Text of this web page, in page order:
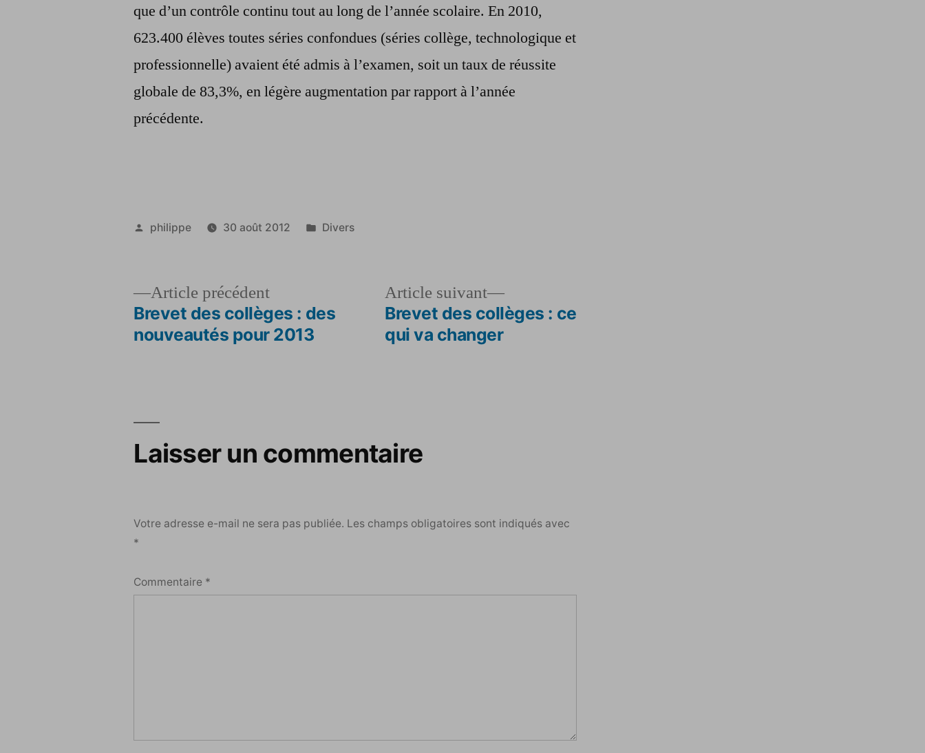
que d’un contrôle continu tout au long de l’année scolaire. En 2010,
623.400 élèves toutes séries confondues (séries collège, technologique et
professionnelle) avaient été admis à l’examen, soit un taux de réussite
globale de 83,3%, en légère augmentation par rapport à l’année
précédente.
Publié
philippe 30 août 2012
Publié
Divers
Navigation
Article précédentArticle
précédent :
Brevet des collèges : des
nouveautés pour 2013
Article suivant
Article
suivant :
Brevet des collèges : ce
qui va changer
Laisser un commentaire
Votre adresse e-mail ne sera pas publiée. Les champs obligatoires sont indiqués avec
*
Commentaire *